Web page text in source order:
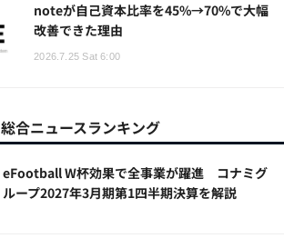
noteが自己資本比率を45%→70%で大幅
改善できた理由
2026.7.25 Sat 6:00
総合ニュースランキング
eFootball W杯効果で全事業が躍進 コナミグ
ループ2027年3月期第1四半期決算を解説